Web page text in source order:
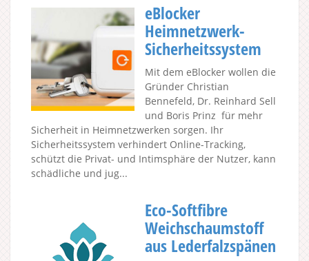
eBlocker
Heimnetzwerk-
Sicherheitssystem
Mit dem eBlocker wollen die
Gründer Christian
Bennefeld, Dr. Reinhard Sell
und Boris Prinz für mehr
Sicherheit in Heimnetzwerken sorgen. Ihr
Sicherheitssystem verhindert Online-Tracking,
schützt die Privat- und Intimsphäre der Nutzer, kann
schädliche und jug...
Eco-Softfibre
Weichschaumstoff
aus Lederfalzspänen